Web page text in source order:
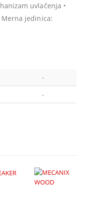
uvlačenja •
Merna jedinica:
-
-